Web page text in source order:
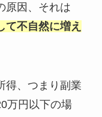
原因、それは
て不自然に増え
得、つまり副業
万円以下の場